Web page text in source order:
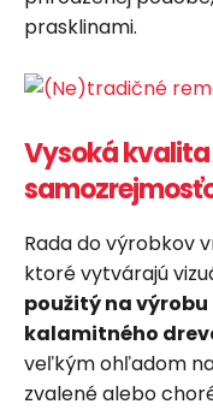
prasklinami.
Vysoká
Rada do výrobkov
ktoré vytvárajú
použitý na výrobu
kalamitného
veľkým ohľadom
zvalené alebo